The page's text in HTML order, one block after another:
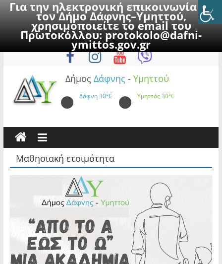
Για την ηλεκτρονική επικοινωνία με
τον Δήμο Δάφνης–Υμηττού,
χρησιμοποιείτε το email του
Πρωτοκόλλου:protokolo@dafni-
ymittos.gov.gr
to
Πέμπτη, 6 Αυγούστου 2026
Δήμος Δάφνης - Υμηττού
Δάφνη30°C Υμηττός30°C
Μαθησιακή ετοιμότητα